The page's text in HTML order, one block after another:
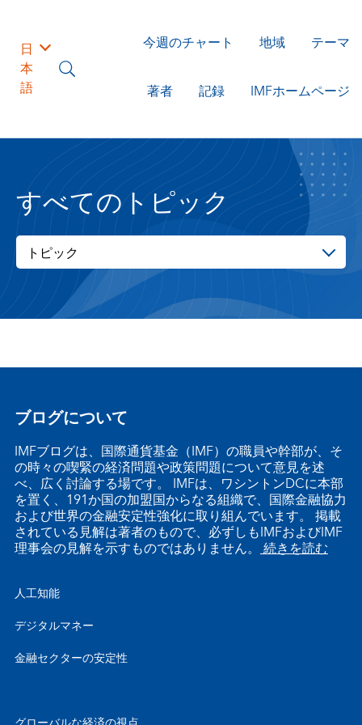
日
本
語
今週のチャート 地域 テーマ
著者 記録 IMFホームページ
すべてのトピック
トピック
ブログについて
IMFブログは、国際通貨基金（IMF）の職員や幹部が、そ
の時々の喫緊の経済問題や政策問題について意見を述
べ、広く討論する場です。 IMFは、ワシントンDCに本部
を置く、191か国の加盟国からなる組織で、国際金融協力
および世界の金融安定性強化に取り組んでいます。 掲載
されている見解は著者のもので、必ずしもIMFおよびIMF
理事会の見解を示すものではありません。 続きを読む
人工知能
デジタルマネー
金融セクターの安定性